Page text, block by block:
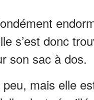
s’est donc
son sac à dos.
mais elle